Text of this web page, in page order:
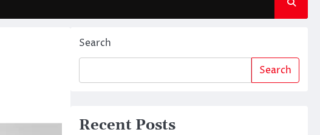
Search
Search
Recent Posts